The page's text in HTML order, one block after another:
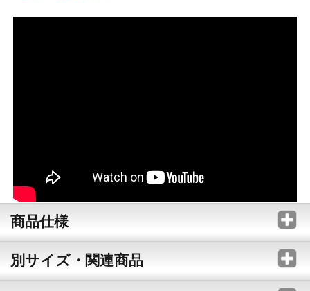
商品仕様
別サイズ・関連商品